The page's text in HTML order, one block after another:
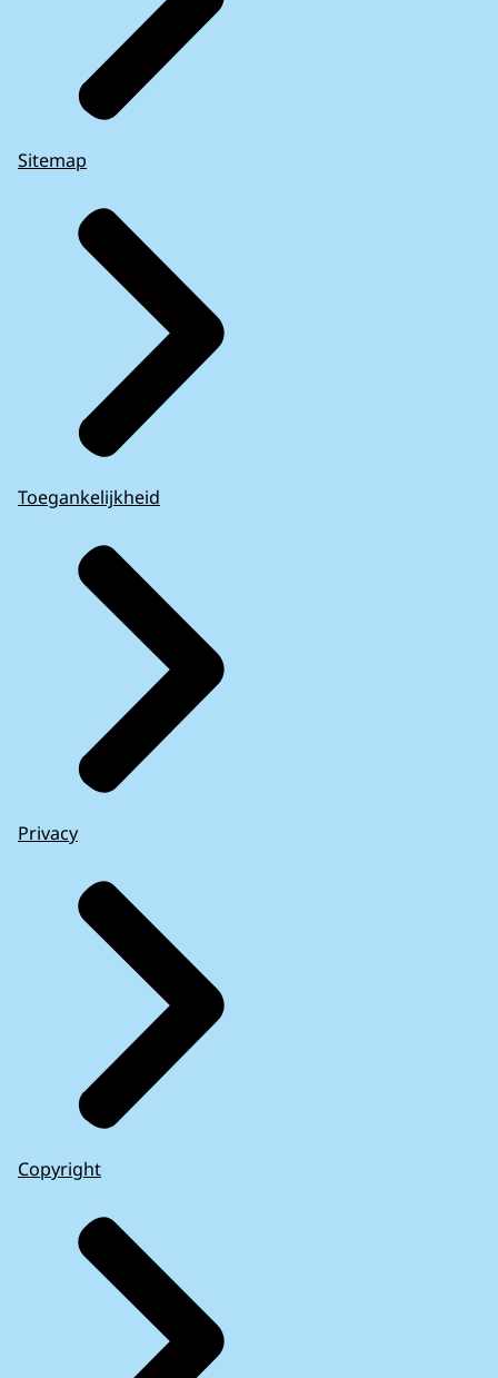
Sitemap
Toegankelijkheid
Privacy
Copyright